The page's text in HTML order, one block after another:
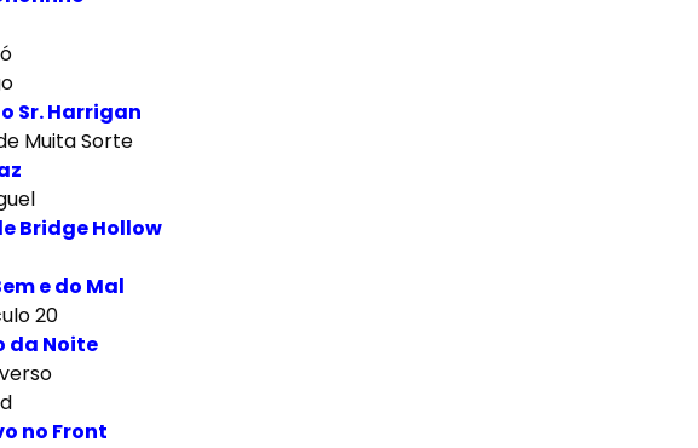
Sr. Harrigan
Muita Sorte
Bridge Hollow
e do Mal
20
da Noite
no Front